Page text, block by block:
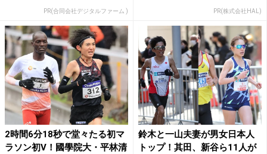
PR(合同会社デジタルファーム ) PR(株式会社HAL)
2時間6分18秒で堂々たる初マ
ラソン初V！國學院大・平林清
鈴木と一山夫妻が男女日本人
トップ！其田、新谷ら11人が